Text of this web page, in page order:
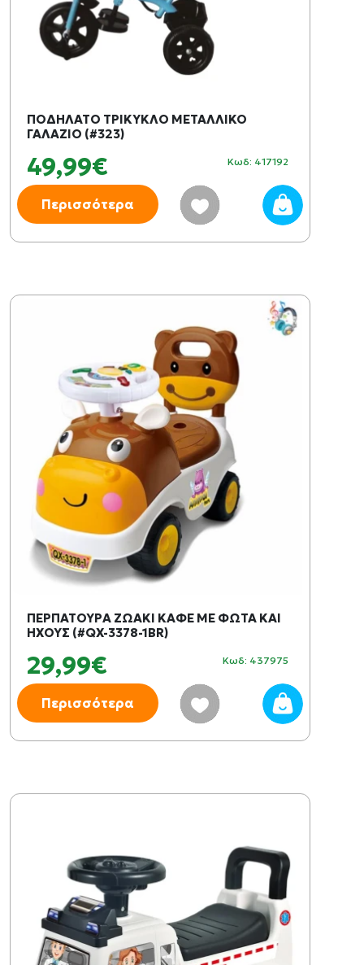
ΠΟΔΗΛΑΤΟ ΤΡΙΚΥΚΛΟ ΜΕΤΑΛΛΙΚΟ
ΓΑΛΑΖΙΟ (#323)
49,99€ Κωδ: 417192
Περισσότερα
ΠΕΡΠΑΤΟΥΡΑ ΖΩΑΚΙ ΚΑΦΕ ΜΕ ΦΩΤΑ ΚΑΙ
ΗΧΟΥΣ (#QX-3378-1BR)
29,99€ Κωδ: 437975
Περισσότερα